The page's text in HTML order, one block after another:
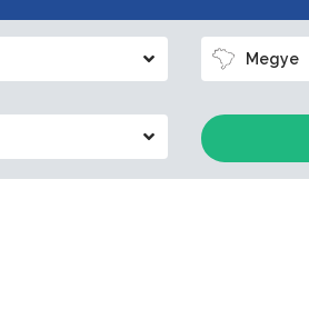
Megye